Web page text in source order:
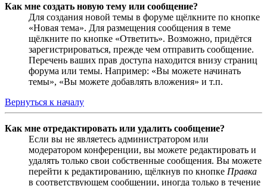
Как мне создать новую тему или сообщение?
Для создания новой темы в форуме щёлкните по кнопке
«Новая тема». Для размещения сообщения в теме
щёлкните по кнопке «Ответить». Возможно, придётся
зарегистрироваться, прежде чем отправить сообщение.
Перечень ваших прав доступа находится внизу страниц
форума или темы. Например: «Вы можете начинать
темы», «Вы можете добавлять вложения» и т.п.
Вернуться к началу
Как мне отредактировать или удалить сообщение?
Если вы не являетесь администратором или
модератором конференции, вы можете редактировать и
удалять только свои собственные сообщения. Вы можете
перейти к редактированию, щёлкнув по кнопке Правка
в соответствующем сообщении, иногда только в течение